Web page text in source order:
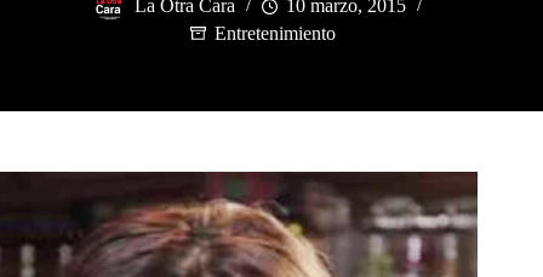
La Otra Cara
10 marzo, 2015
Entretenimiento